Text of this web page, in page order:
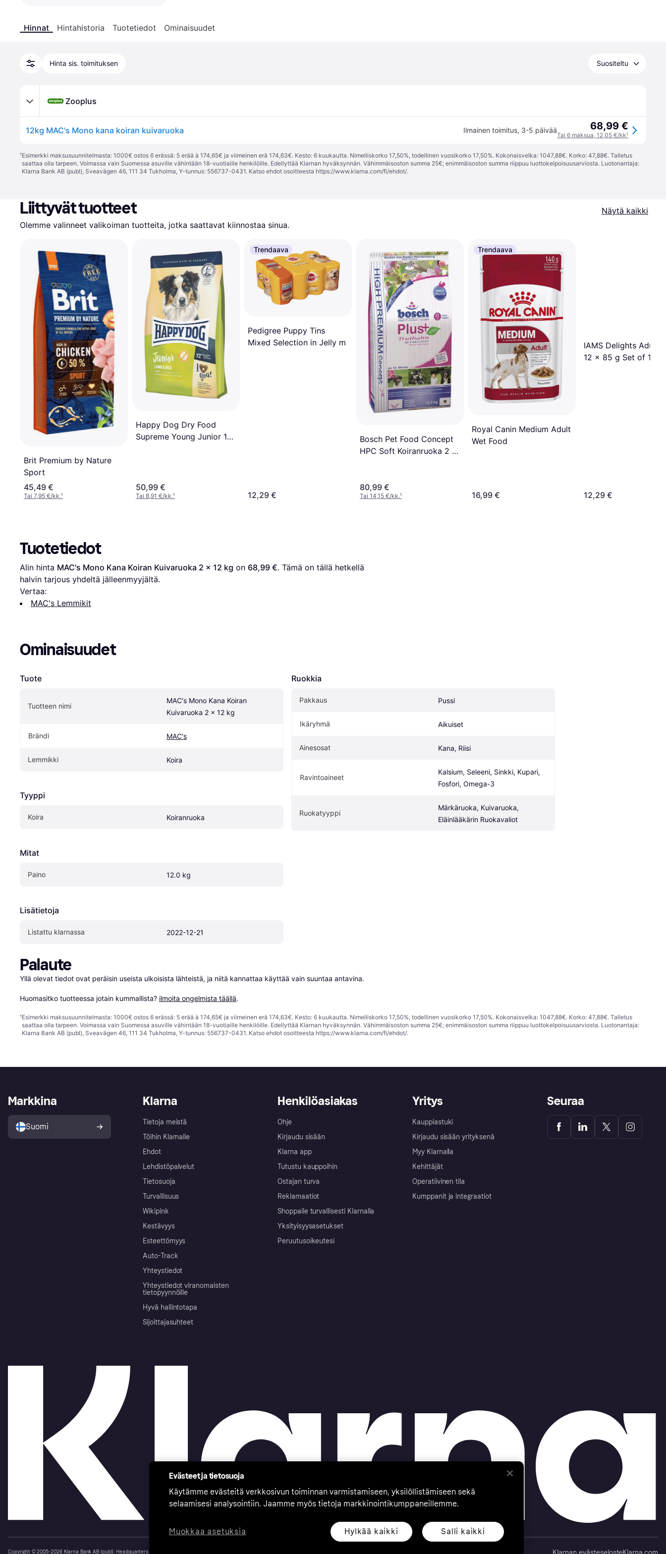
Hinnat Hintahistoria Tuotetiedot Ominaisuudet
Hinta sis. toimituksen Suositeltu
Zooplus
12kg MAC's Mono kana koiran kuivaruoka Ilmainen toimitus, 3-5 päivää 68,99 €
Tai 6 maksua, 12,05 €/kk¹
¹Esimerkki maksusuunnitelmasta: 1000€ ostos 6 erässä: 5 erää à 174,65€ ja viimeinen erä 174,63€. Kesto: 6 kuukautta. Nimelliskorko 17,50%, todellinen vuosikorko 17,50%. Kokonaisvelka: 1047,88€. Korko: 47,88€. Talletus
saattaa olla tarpeen. Voimassa vain Suomessa asuville vähintään 18-vuotiaille henkilöille. Edellyttää Klarnan hyväksynnän. Vähimmäisoston summa 25€; enimmäisoston summa riippuu luottokelpoisuusarviosta. Luotonantaja:
Klarna Bank AB (publ), Sveavägen 46, 111 34 Tukholma, Y-tunnus: 556737-0431. Katso ehdot osoitteesta https://www.klarna.com/fi/ehdot/.
Liittyvät tuotteet
Näytä kaikki
Olemme valinneet valikoiman tuotteita, jotka saattavat kiinnostaa sinua.
Brit Premium by Nature
Sport
45,49 €
Tai 7,95 €/kk.¹
Happy Dog Dry Food
Supreme Young Junior 10
50,99 €
Tai 8,91 €/kk.¹
Trendaava
Pedigree Puppy Tins
Mixed Selection in Jelly m
12,29 €
Bosch Pet Food Concept
HPC Soft Koiranruoka 2 x
80,99 €
Tai 14,15 €/kk.¹
Trendaava
Royal Canin Medium Adult
Wet Food
16,99 €
IAMS Delights Adult
12 x 85 g Set of 12
12,29 €
Tuotetiedot
Alin hinta MAC's Mono Kana Koiran Kuivaruoka 2 x 12 kg on 68,99 €. Tämä on tällä hetkellä
halvin tarjous yhdeltä jälleenmyyjältä.
Vertaa:
MAC's Lemmikit
Ominaisuudet
Tuote
Tuotteen nimi
MAC's Mono Kana Koiran
Kuivaruoka 2 x 12 kg
Brändi MAC's
Lemmikki Koira
Tyyppi
Koira Koiranruoka
Mitat
Paino 12.0 kg
Lisätietoja
Listattu klarnassa 2022-12-21
Ruokkia
Pakkaus Pussi
Ikäryhmä Aikuiset
Ainesosat Kana, Riisi
Ravintoaineet
Kalsium, Seleeni, Sinkki, Kupari,
Fosfori, Omega-3
Ruokatyyppi
Märkäruoka, Kuivaruoka,
Eläinlääkärin Ruokavaliot
Palaute
Yllä olevat tiedot ovat peräisin useista ulkoisista lähteistä, ja niitä kannattaa käyttää vain suuntaa antavina.
Huomasitko tuotteessa jotain kummallista? ilmoita ongelmista täällä.
¹Esimerkki maksusuunnitelmasta: 1000€ ostos 6 erässä: 5 erää à 174,65€ ja viimeinen erä 174,63€. Kesto: 6 kuukautta. Nimelliskorko 17,50%, todellinen vuosikorko 17,50%. Kokonaisvelka: 1047,88€. Korko: 47,88€. Talletus
saattaa olla tarpeen. Voimassa vain Suomessa asuville vähintään 18-vuotiaille henkilöille. Edellyttää Klarnan hyväksynnän. Vähimmäisoston summa 25€; enimmäisoston summa riippuu luottokelpoisuusarviosta. Luotonantaja:
Klarna Bank AB (publ), Sveavägen 46, 111 34 Tukholma, Y-tunnus: 556737-0431. Katso ehdot osoitteesta https://www.klarna.com/fi/ehdot/.
Klarna
Tietoja meistä
Töihin Klarnalle
Ehdot
Lehdistöpalvelut
Tietosuoja
Turvallisuus
Wikipink
Kestävyys
Esteettömyys
Auto-Track
Yhteystiedot
Yhteystiedot viranomaisten
tietopyynnöille
Hyvä hallintotapa
Sijoittajasuhteet
Henkilöasiakas
Ohje
Kirjaudu sisään
Klarna app
Tutustu kauppoihin
Ostajan turva
Reklamaatiot
Shoppaile turvallisesti Klarnalla
Yksityisyysasetukset
Peruutusoikeutesi
Yritys
Kauppiastuki
Kirjaudu sisään yrityksenä
Myy Klarnalla
Kehittäjät
Operatiivinen tila
Kumppanit ja integraatiot
Markkina
Suomi
Seuraa
Copyright © 2005-2026 Klarna Bank AB (publ). Headquarters: Stockholm, Sweden. All rights reserved. Klarna Bank AB (publ). Sveavägen 46, 111 34
Evästeet ja tietosuoja
Käytämme evästeitä verkkosivun toiminnan varmistamiseen, yksilöllistämiseen sekä
selaamisesi analysointiin. Jaamme myös tietoja markkinointikumppaneillemme.
Hylkää kaikki Salli kaikki
Muokkaa asetuksia